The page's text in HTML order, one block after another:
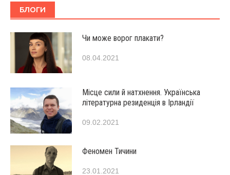
БЛОГИ
Чи може ворог плакати?
08.04.2021
Місце сили й натхнення. Українська
літературна резиденція в Ірландії
09.02.2021
Феномен Тичини
23.01.2021